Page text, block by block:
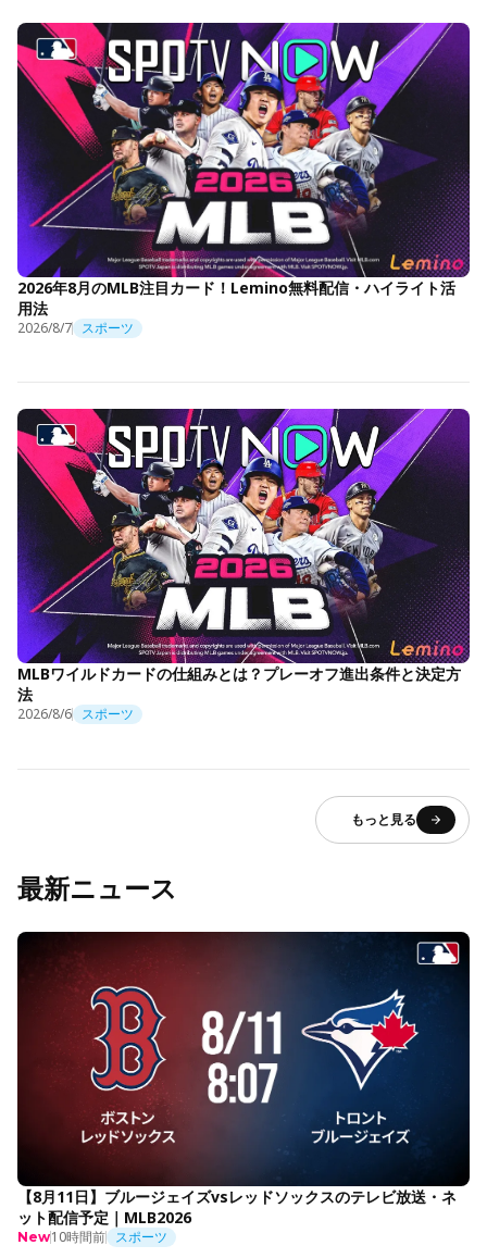
2026年8月のMLB注目カード！Lemino無料配信・ハイライト活
用法
2026/8/7 スポーツ
MLBワイルドカードの仕組みとは？プレーオフ進出条件と決定方
法
2026/8/6 スポーツ
もっと見る
最新ニュース
【8月11日】ブルージェイズvsレッドソックスのテレビ放送・ネ
ット配信予定｜MLB2026
New10時間前 スポーツ